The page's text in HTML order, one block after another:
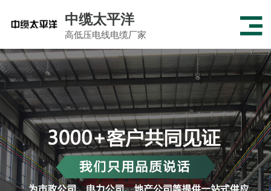
中缆太平洋
高低压电线电缆厂家